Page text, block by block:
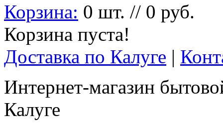
Корзина: 0 шт. // 0 руб.
Корзина пуста!
Доставка по Калуге |
Интернет-магазин
Калуге